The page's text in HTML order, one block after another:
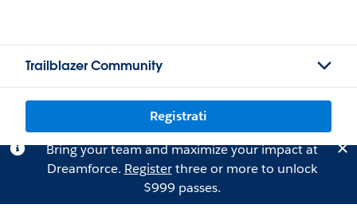
Trailblazer Community
Registrati
Bring your team and maximize your impact at
Dreamforce. Registerthree or more to unlock
$999 passes.